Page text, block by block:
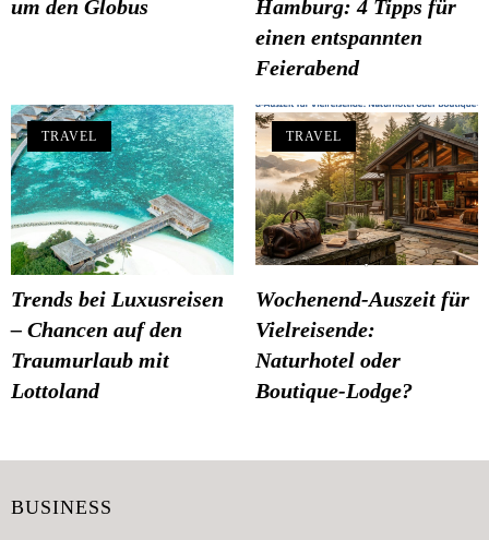
um den Globus
Hamburg: 4 Tipps für
einen entspannten
Feierabend
TRAVEL
Trends bei Luxusreisen
– Chancen auf den
Traumurlaub mit
Lottoland
TRAVEL
Wochenend-Auszeit für
Vielreisende:
Naturhotel oder
Boutique-Lodge?
BUSINESS